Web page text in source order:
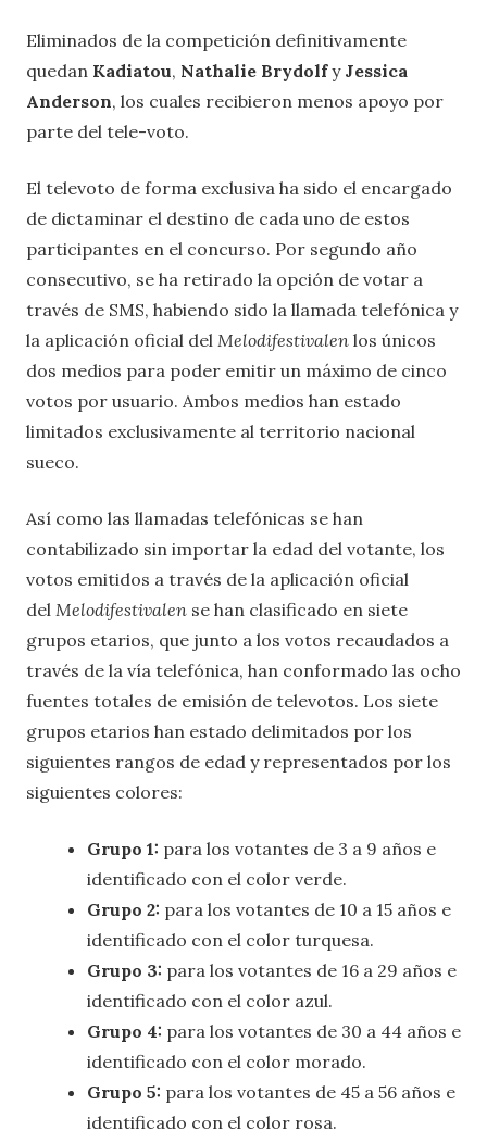
Eliminados de la competición definitivamente
quedan Kadiatou, Nathalie Brydolfy Jessica
Anderson, los cuales recibieron menos apoyo por
parte del tele-voto.
El televoto de forma exclusiva ha sido el encargado
de dictaminar el destino de cada uno de estos
participantes en el concurso. Por segundo año
consecutivo, se ha retirado la opción de votar a
través de SMS, habiendo sido la llamada telefónica y
la aplicación oficial del Melodifestivalen los únicos
dos medios para poder emitir un máximo de cinco
votos por usuario. Ambos medios han estado
limitados exclusivamente al territorio nacional
sueco.
Así como las llamadas telefónicas se han
contabilizado sin importar la edad del votante, los
votos emitidos a través de la aplicación oficial
del Melodifestivalen se han clasificado en siete
grupos etarios, que junto a los votos recaudados a
través de la vía telefónica, han conformado las ocho
fuentes totales de emisión de televotos. Los siete
grupos etarios han estado delimitados por los
siguientes rangos de edad y representados por los
siguientes colores:
Grupo 1: para los votantes de 3 a 9 años e
identificado con el color verde.
Grupo 2: para los votantes de 10 a 15 años e
identificado con el color turquesa.
Grupo 3: para los votantes de 16 a 29 años e
identificado con el color azul.
Grupo 4: para los votantes de 30 a 44 años e
identificado con el color morado.
Grupo 5: para los votantes de 45 a 56 años e
identificado con el color rosa.